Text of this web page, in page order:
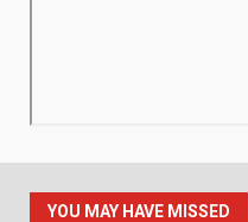
YOU MAY HAVE MISSED